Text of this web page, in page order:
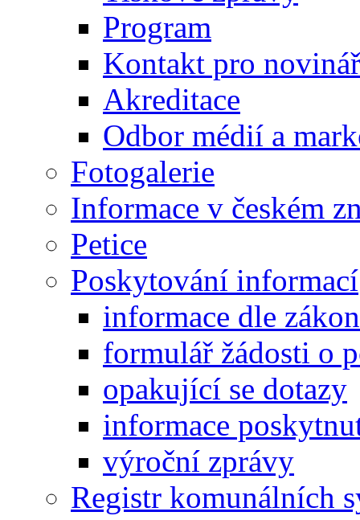
Program
Kontakt pro
Akreditace
Odbor médií a
Fotogalerie
Informace v českém
Petice
Poskytování informací
informace dle
formulář žádosti o
opakující se dotazy
informace
výroční zprávy
Registr komunálních